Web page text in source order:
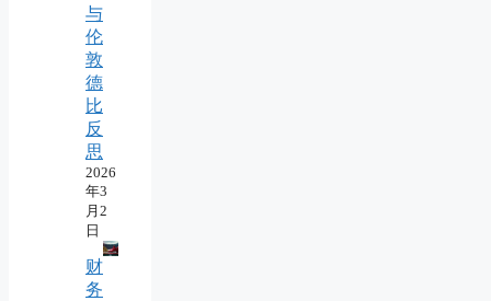
与
伦
敦
德
比
反
思
2026
年3
月2
日
财
务